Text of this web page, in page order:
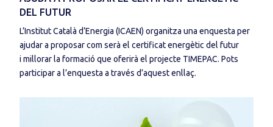
DEL FUTUR
L’Institut Català d’Energia (ICAEN) organitza una enquesta per
ajudar a proposar com serà el certificat energètic del futur
i millorar la formació que oferirà el projecte TIMEPAC. Pots
participar a l’enquesta a través d’aquest enllaç.